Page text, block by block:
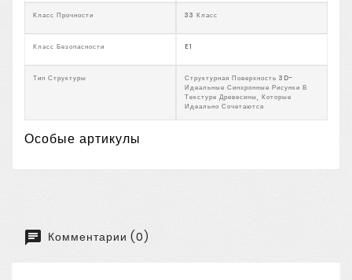
Класс Прочности 33 Класс
Класс Безопасности E1
Тип Структуры
Структурная Поверхность 3D-
Идеальные Синхронные Рисунки В
Текстуре Древесины, Которые
Идеально Сочетаются
Особые артикулы
Комментарии (0)